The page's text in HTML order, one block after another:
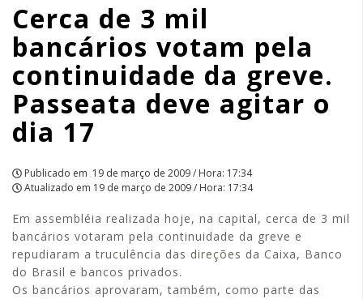
greve.
Passeata
deve
agitar
o
dia
17
|
APCEF/SP
Cerca de 3 mil
bancários votam pela
continuidade da greve.
Passeata deve agitar o
dia 17
Publicado em 19 de março de 2009 / Hora: 17:34
Atualizado em 19 de março de 2009 / Hora: 17:34
Em assembléia realizada hoje, na capital, cerca de 3 mil
bancários votaram pela continuidade da greve e
repudiaram a truculência das direções da Caixa, Banco
do Brasil e bancos privados.
Os bancários aprovaram, também, como parte das